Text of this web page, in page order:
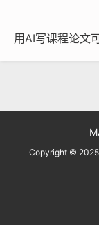
用AI写课程论文
Copyright ©